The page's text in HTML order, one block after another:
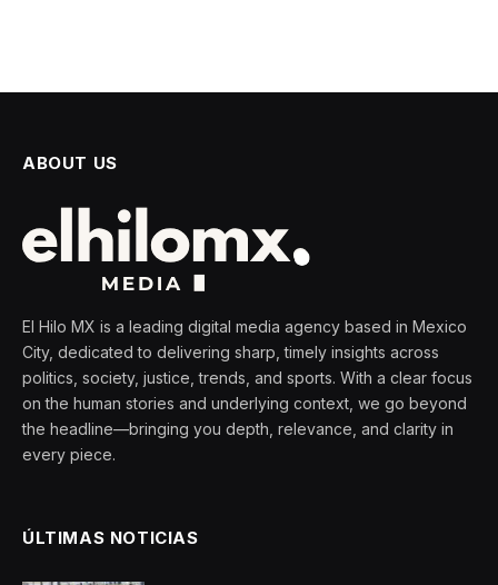
ABOUT US
El Hilo MX is a leading digital media agency based in Mexico
City, dedicated to delivering sharp, timely insights across
politics, society, justice, trends, and sports. With a clear focus
on the human stories and underlying context, we go beyond
the headline—bringing you depth, relevance, and clarity in
every piece.
ÚLTIMAS NOTICIAS